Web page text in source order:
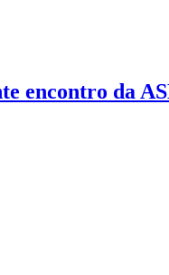
encontro da